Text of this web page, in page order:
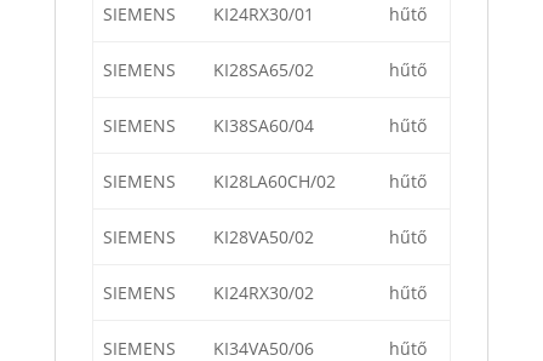
SIEMENS KI24RX30/01 hűtő
SIEMENS KI28SA65/02 hűtő
SIEMENS KI38SA60/04 hűtő
SIEMENS KI28LA60CH/02 hűtő
SIEMENS KI28VA50/02 hűtő
SIEMENS KI24RX30/02 hűtő
SIEMENS KI34VA50/06 hűtő